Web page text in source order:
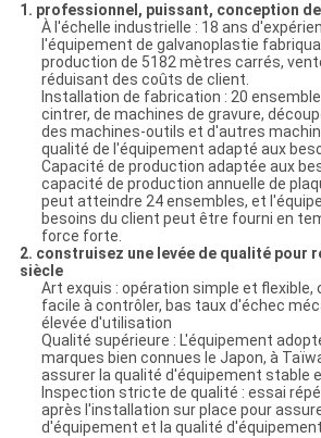
1. professionnel, puissant, conception
À l'échelle industrielle : 18 ans
l'équipement de galvanoplastie
production de 5182 mètres carrés,
réduisant des coûts de client.
Installation de fabrication : 20
cintrer, de machines de gravure,
des machines-outils et d'autres
qualité de l'équipement adapté aux
Capacité de production adaptée aux
capacité de production annuelle de
peut atteindre 24 ensembles, et
besoins du client peut être fourni en
force forte.
2. construisez une levée de qualité pour
siècle
Art exquis : opération simple et flexible,
facile à contrôler, bas taux d'échec
élevée d'utilisation
Qualité supérieure : L'équipement
marques bien connues le Japon, à
assurer la qualité d'équipement stable
Inspection stricte de qualité : essai
après l'installation sur place pour
d'équipement et la qualité d'équipement